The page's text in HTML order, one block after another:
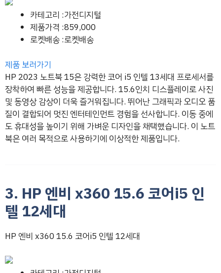
카테고리 :가전디지털
제품가격 :859,000
로켓배송 :로켓배송
제품 보러가기
HP 2023 노트북 15은 강력한 코어 i5 인텔 13세대 프로세서를
장착하여 빠른 성능을 제공합니다. 15.6인치 디스플레이로 사진
및 동영상 감상이 더욱 즐거워집니다. 뛰어난 그래픽과 오디오 품
질이 결합되어 멋진 엔터테인먼트 경험을 선사합니다. 이동 중에
도 휴대성을 높이기 위해 가벼운 디자인을 채택했습니다. 이 노트
북은 여러 목적으로 사용하기에 이상적한 제품입니다.
3. HP 엔비 x360 15.6 코어i5 인
텔 12세대
HP 엔비 x360 15.6 코어i5 인텔 12세대